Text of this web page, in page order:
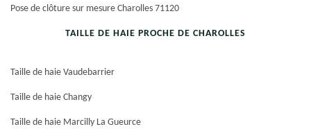
Pose de clôture sur mesure Charolles 71120
TAILLE DE HAIE PROCHE DE CHAROLLES
Taille de haie Vaudebarrier
Taille de haie Changy
Taille de haie Marcilly La Gueurce